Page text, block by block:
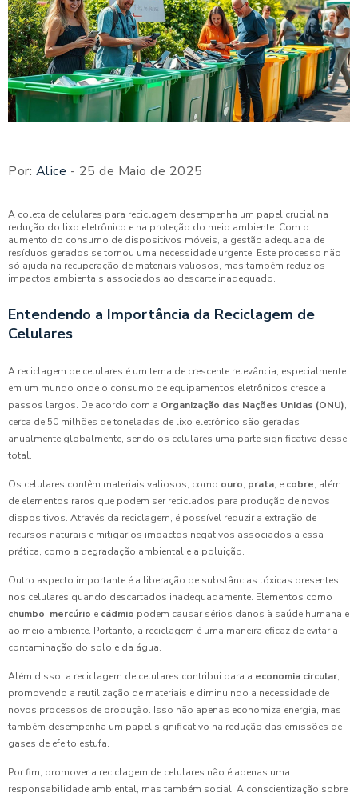
Por: Alice - 25 de Maio de 2025
A coleta de celulares para reciclagem desempenha um papel crucial na
redução do lixo eletrônico e na proteção do meio ambiente. Com o
aumento do consumo de dispositivos móveis, a gestão adequada de
resíduos gerados se tornou uma necessidade urgente. Este processo não
só ajuda na recuperação de materiais valiosos, mas também reduz os
impactos ambientais associados ao descarte inadequado.
Entendendo a Importância da Reciclagem de
Celulares
A reciclagem de celulares é um tema de crescente relevância, especialmente
em um mundo onde o consumo de equipamentos eletrônicos cresce a
passos largos. De acordo com a Organização das Nações Unidas (ONU),
cerca de 50 milhões de toneladas de lixo eletrônico são geradas
anualmente globalmente, sendo os celulares uma parte significativa desse
total.
Os celulares contêm materiais valiosos, como ouro, prata, e cobre, além
de elementos raros que podem ser reciclados para produção de novos
dispositivos. Através da reciclagem, é possível reduzir a extração de
recursos naturais e mitigar os impactos negativos associados a essa
prática, como a degradação ambiental e a poluição.
Outro aspecto importante é a liberação de substâncias tóxicas presentes
nos celulares quando descartados inadequadamente. Elementos como
chumbo, mercúrio e cádmio podem causar sérios danos à saúde humana e
ao meio ambiente. Portanto, a reciclagem é uma maneira eficaz de evitar a
contaminação do solo e da água.
Além disso, a reciclagem de celulares contribui para a economia circular,
promovendo a reutilização de materiais e diminuindo a necessidade de
novos processos de produção. Isso não apenas economiza energia, mas
também desempenha um papel significativo na redução das emissões de
gases de efeito estufa.
Por fim, promover a reciclagem de celulares não é apenas uma
responsabilidade ambiental, mas também social. A conscientização sobre